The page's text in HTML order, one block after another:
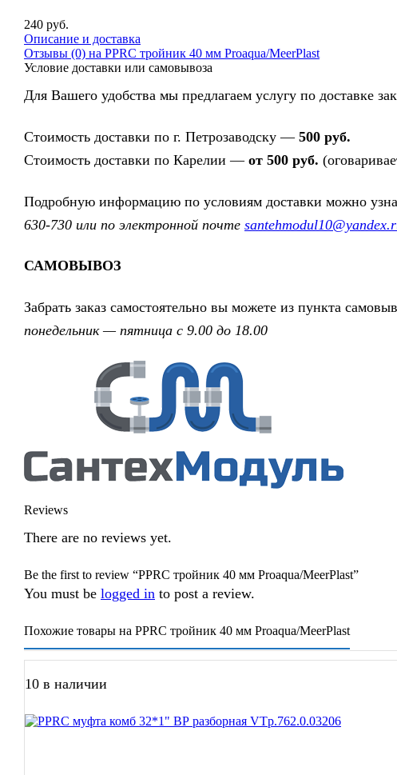
240 руб.
Описание и доставка
Отзывы (0) на РРRC тройник 40 мм Proaqua/MeerPlast
Условие доставки или самовывоза
Для Вашего удобства мы предлагаем услугу по доставке
Стоимость доставки по г. Петрозаводску — 500 руб.
Стоимость доставки по Карелии — от 500 руб.
Подробную информацию по условиям доставки можно
630-730 или по электронной почте
САМОВЫВОЗ
Забрать заказ самостоятельно вы можете из пункта
понедельник — пятница с 9.00 до 18.00
Reviews
There are no reviews yet.
Be the first to review “РРRC тройник 40 мм Proaqua/MeerPlast”
You must be logged in to post a review.
Похожие товары на РРRC тройник 40 мм Proaqua/MeerPlast
10 в наличии